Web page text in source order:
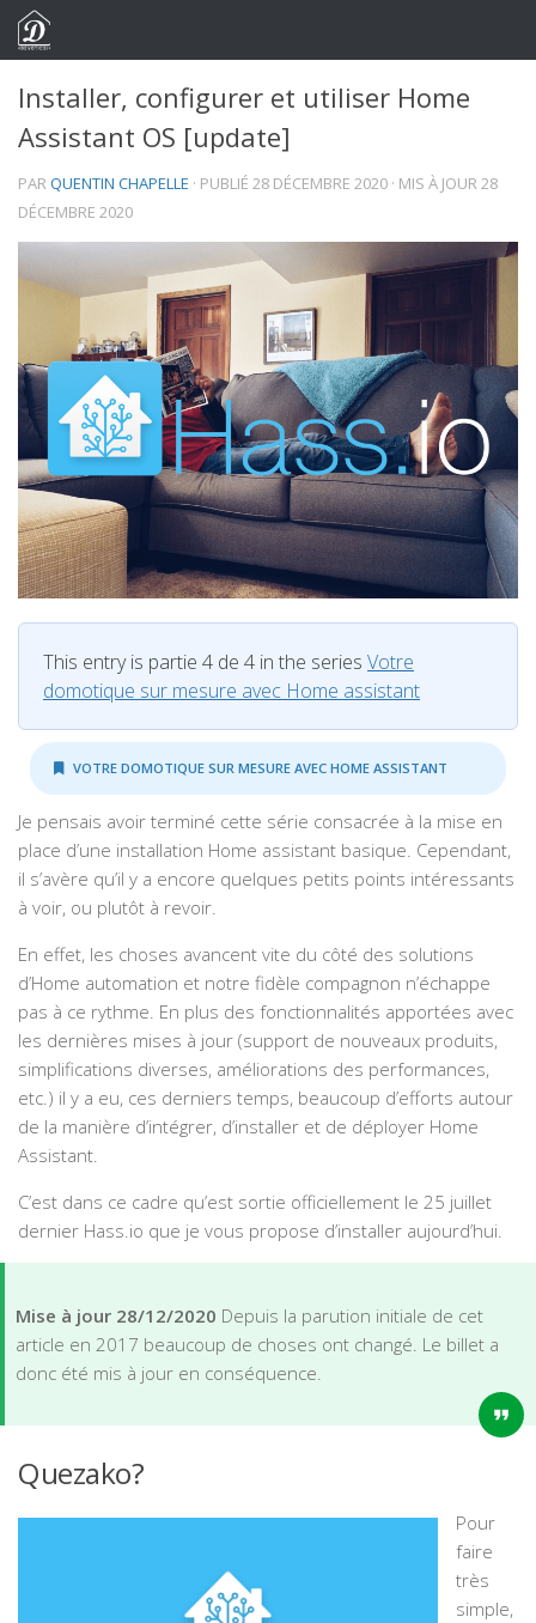
Skip to content
Installer, configurer et utiliser Home
Assistant OS [update]
PARQUENTIN CHAPELLE · PUBLIÉ 28 DÉCEMBRE 2020 · MIS À JOUR28
DÉCEMBRE 2020
This entry is partie 4 de 4 in the series Votre
domotique sur mesure avec Home assistant
VOTRE DOMOTIQUE SUR MESURE AVEC HOME ASSISTANT
Je pensais avoir terminé cette série consacrée à la mise en
place d’une installation Home assistant basique. Cependant,
il s’avère qu’il y a encore quelques petits points intéressants
à voir, ou plutôt à revoir.
En effet, les choses avancent vite du côté des solutions
d’Home automation et notre fidèle compagnon n’échappe
pas à ce rythme. En plus des fonctionnalités apportées avec
les dernières mises à jour (support de nouveaux produits,
simplifications diverses, améliorations des performances,
etc.) il y a eu, ces derniers temps, beaucoup d’efforts autour
de la manière d’intégrer, d’installer et de déployer Home
Assistant.
C’est dans ce cadre qu’est sortie officiellement le 25 juillet
dernier Hass.io que je vous propose d’installer aujourd’hui.
Mise à jour 28/12/2020 Depuis la parution initiale de cet
article en 2017 beaucoup de choses ont changé. Le billet a
donc été mis à jour en conséquence.
Quezako?
Pour
faire
très
simple,